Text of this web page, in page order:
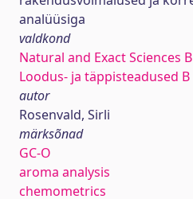
analüüsiga
valdkond
Natural and Exact Sciences B
Loodus- ja täppisteadused B
autor
Rosenvald, Sirli
märksõnad
GC-O
aroma analysis
chemometrics